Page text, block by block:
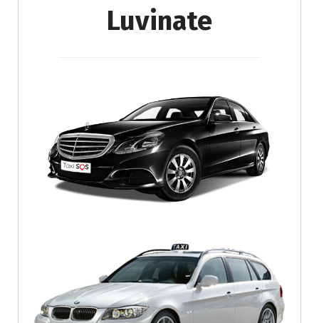
Luvinate